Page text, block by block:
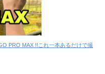
PRO MAX !!これ一本あるだけで撮